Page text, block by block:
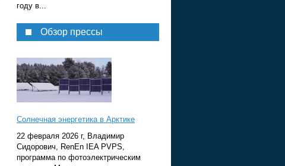
году в...
Обзор прессы
Солнечная энергетика в Арктике
22 февраля 2026 г, Владимир
Сидорович, RenEn IEA PVPS,
программа по фотоэлектрическим